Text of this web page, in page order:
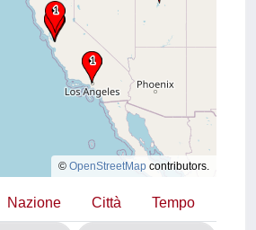
© OpenStreetMap contributors.
Nazione Città Tempo